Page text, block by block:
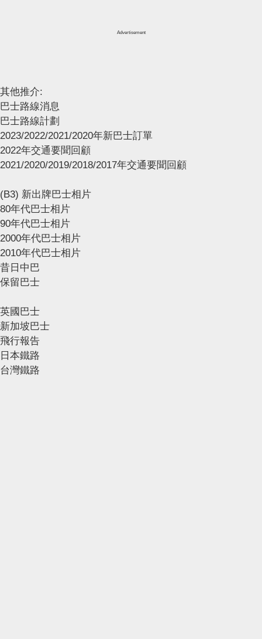
Advertisement
其他推介:
巴士路線消息
巴士路線計劃
2023/2022/2021/2020年新巴士訂單
2022年交通要聞回顧
2021/2020/2019/2018/2017年交通要聞回顧
(B3) 新出牌巴士相片
80年代巴士相片
90年代巴士相片
2000年代巴士相片
2010年代巴士相片
昔日中巴
保留巴士
英國巴士
新加坡巴士
飛行報告
日本鐵路
台灣鐵路